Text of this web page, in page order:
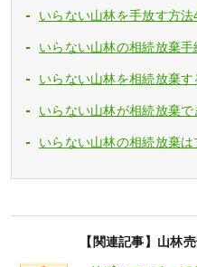
いらない山林を手放す方法
いらない山林の相続放棄手
いらない山林を相続放棄
いらない山林が相続放棄
いらない山林の相続放棄
【関連記事】山林